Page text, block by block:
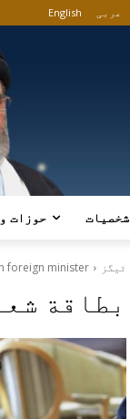
English عربی
شخصیات حوزات
ٹیگز foreign minister
بطاقة